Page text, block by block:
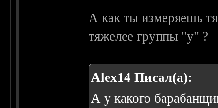
А как ты измеряешь
тяжелее группы "у" ?
Alex14 Писал(а):
А у какого